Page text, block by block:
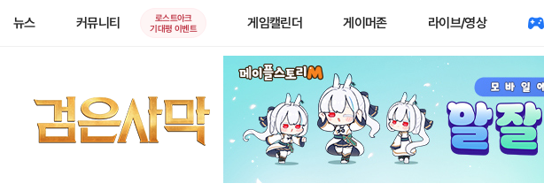
뉴스 커뮤니티
로스트아크
기대평 이벤트
게임캘린더 게이머존 라이브/영상